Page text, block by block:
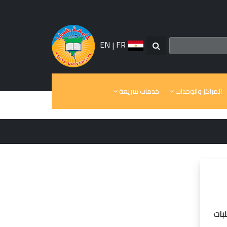
EN | FR
المراكز والوحدات خدمات سريعة